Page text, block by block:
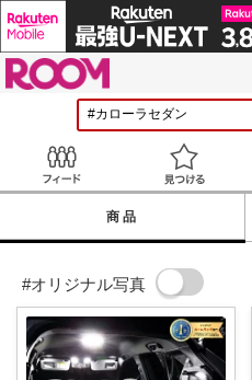
商品
#オリジナル写真